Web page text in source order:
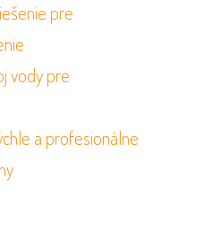
pre
vody pre
a profesionálne